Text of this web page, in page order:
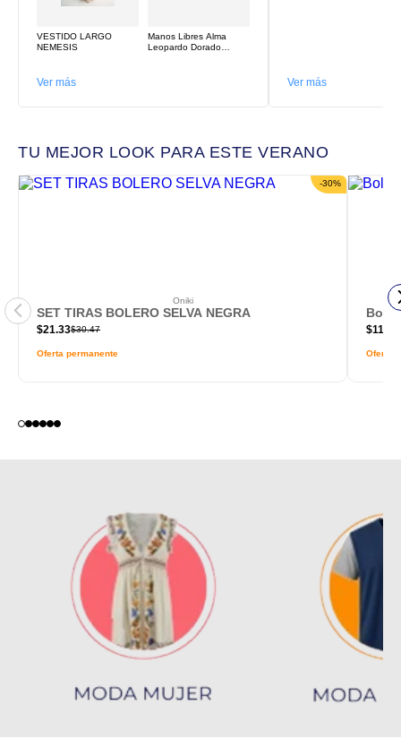
VESTIDO LARGO
NEMESIS
Manos Libres Alma
Leopardo Dorado
Ver más Ver más
TU MEJOR LOOK PARA ESTE VERANO
-30%
Oniki
SET TIRAS BOLERO SELVA NEGRA
$21.33$30.47
Oferta permanente
$
Oferta